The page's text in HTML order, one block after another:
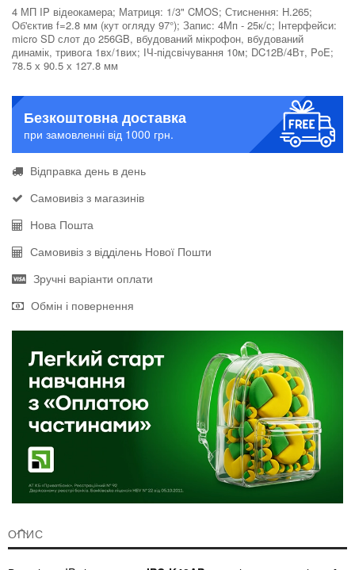
4 МП IP відеокамера; Матриця: 1/3" CMOS; Стиснення: H.265;
Об'єктив f=2.8 мм (кут огляду 97°); Запис: 4Мп - 25к/с; Інтерфейси:
micro SD слот до 256GB, вбудований мікрофон, вбудований
динамік, тривога 1вх/1вих; ІЧ-підсвічування 10м; DC12В/4Вт, PoE;
78.5 х 90.5 х 127.8 мм
Безкоштовна доставка
при замовленні від 1000 грн.
Відправка день в день
Самовивіз з магазинів
Нова Пошта
Самовивіз з відділень Нової Пошти
Зручні варіанти оплати
Обмін і повернення
ОПИС